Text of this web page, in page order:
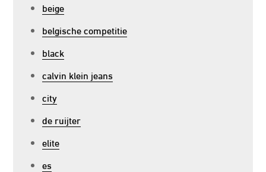
beige
belgische competitie
black
calvin klein jeans
city
de ruijter
elite
es